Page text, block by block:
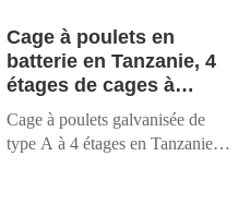
Cage à poulets en
batterie en Tanzanie, 4
étages de cages à
poulets galvanisées de
type A à vendre, 160
oiseaux par lot
Cage à poulets galvanisée de
type A à 4 étages en Tanzanie